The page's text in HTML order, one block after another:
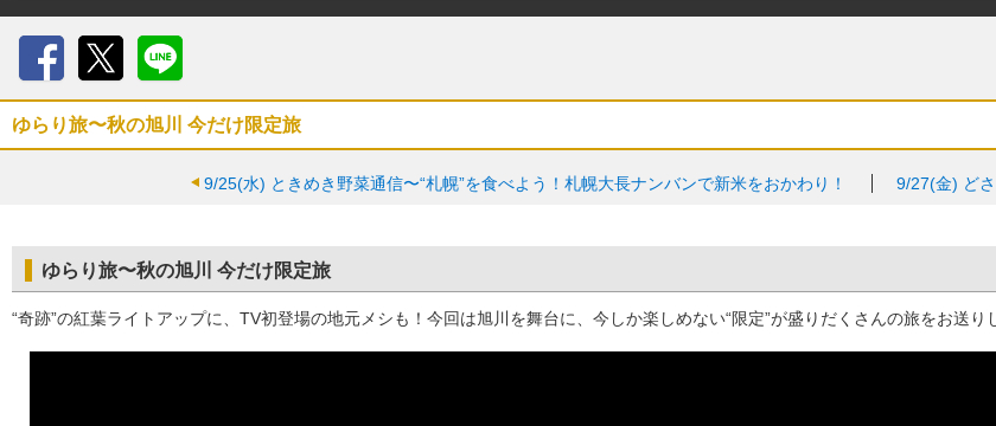
ゆらり旅〜秋の旭川 今だけ限定旅
9/25(水) ときめき野菜通信〜“札幌”を食べよう！札幌大長ナンバンで新米をおかわり！ 9/27(金) ど
ゆらり旅〜秋の旭川 今だけ限定旅
“奇跡”の紅葉ライトアップに、TV初登場の地元メシも！今回は旭川を舞台に、今しか楽しめない“限定”が盛りだくさんの旅をお送り